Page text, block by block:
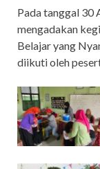
Pada tanggal 30
mengadakan
Belajar yang
diikuti oleh